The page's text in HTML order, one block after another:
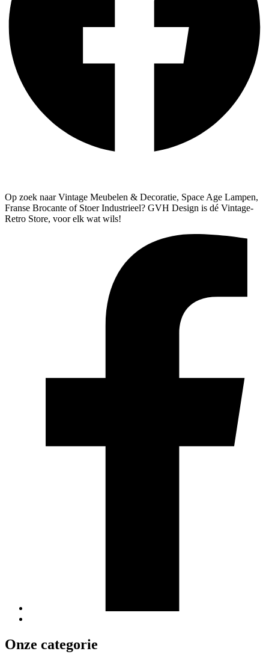
Op zoek naar Vintage Meubelen & Decoratie, Space Age Lampen,
Franse Brocante of Stoer Industrieel? GVH Design is dé Vintage-
Retro Store, voor elk wat wils!
Onze categorie